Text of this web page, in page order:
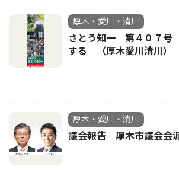
厚木・愛川・清川
さとう知一 第４０７号
する （厚木愛川清川）
厚木・愛川・清川
議会報告 厚木市議会会